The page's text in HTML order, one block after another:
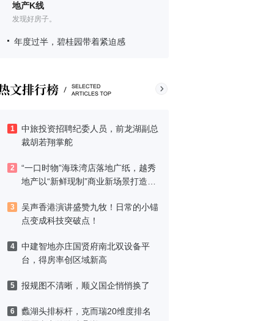
地产K线
发现好房子。
年度过半，碧桂园带着紧迫感
1
中旅投资招聘纪委人员，前龙湖副总
裁胡若翔掌舵
2
“一口时物”海珠湾店落地广纸，越秀
地产以“新鲜现制”商业新场景打造社
3
吴声香港演讲盛赞九牧！日常的小锚
点变成科技突破点！
4
中建智地亦庄国贤府南北双设备平
台，得房率创区域新高
5 报规图不清晰，顺义国企悄悄换了
6
蠡湖头排标杆，克而瑞20维度排名